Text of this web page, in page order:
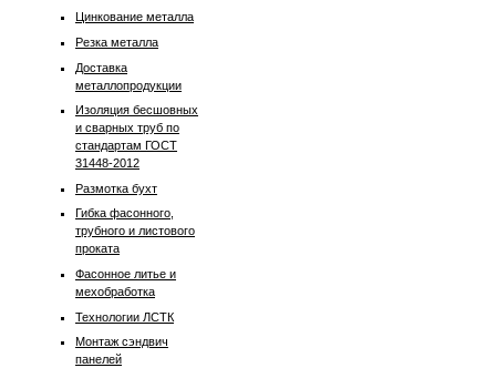
Цинкование металла
Резка металла
Доставка
металлопродукции
Изоляция бесшовных
и сварных труб по
стандартам ГОСТ
31448-2012
Размотка бухт
Гибка фасонного,
трубного и листового
проката
Фасонное литье и
мехобработка
Технологии ЛСТК
Монтаж сэндвич
панелей